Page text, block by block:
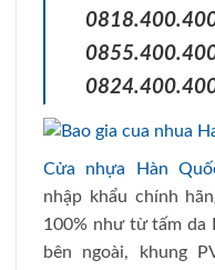
Cửa nhựa Hàn
nhập khẩu chính
100% như từ tấm da
bên ngoài, khung